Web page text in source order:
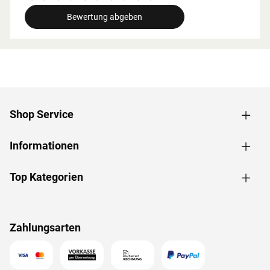
breite beachtet werden.
Grundausstattung
Saunagast besonders angenehm. In der
Grundausstattung sind folgende Liegebänke enthalten: 2
(massives Espenholz).
formschön und sehr beliebt. Zudem ermöglicht der direkte
Einstieg von vorne ein geräumiges und atmosphärisches
dieser Sauna eine gespiegelte Montage möglich. Sie kann
Raums aufgebaut werden.
Bewertung abgeben
Shop Service
Informationen
Top Kategorien
Zahlungsarten